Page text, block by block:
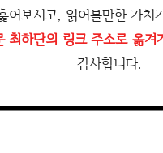
어보시고, 읽어볼만한 가치
최하단의 링크 주소로 옮겨
감사합니다.